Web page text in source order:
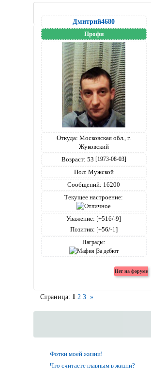
Дмитрий4680
Профи
Откуда: Московская обл., г.
Жуковский
Возраст: 53 [1973-08-03]
Пол: Мужской
Сообщений: 16200
Текущее настроение:
Уважение: [+516/-9]
Позитив: [+56/-1]
Награды:
Страница: 1 2 3 »
Фотки моей жизни!
Что считаете главным в жизни?